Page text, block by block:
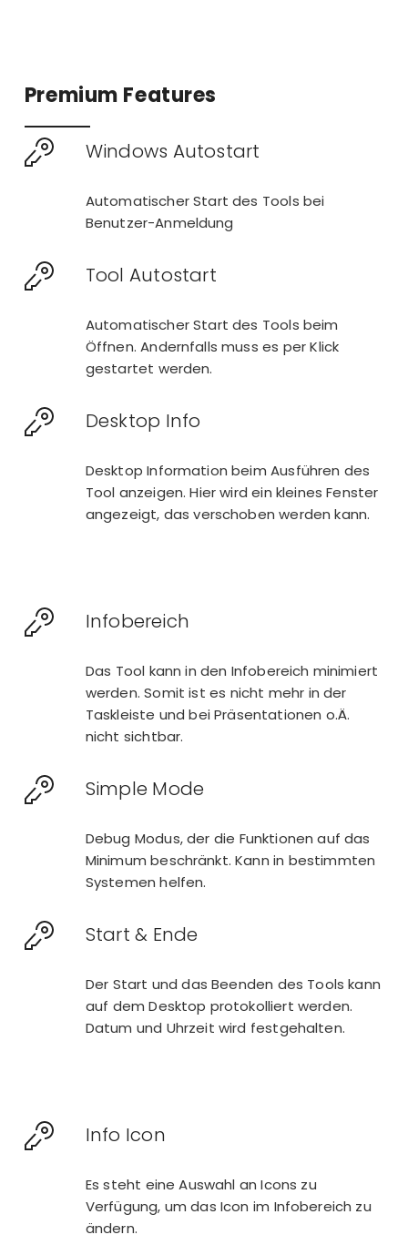
Premium Features
Windows Autostart
Automatischer Start des Tools bei
Benutzer-Anmeldung
Tool Autostart
Automatischer Start des Tools beim
Öffnen. Andernfalls muss es per Klick
gestartet werden.
Desktop Info
Desktop Information beim Ausführen des
Tool anzeigen. Hier wird ein kleines Fenster
angezeigt, das verschoben werden kann.
Infobereich
Das Tool kann in den Infobereich minimiert
werden. Somit ist es nicht mehr in der
Taskleiste und bei Präsentationen o.Ä.
nicht sichtbar.
Simple Mode
Debug Modus, der die Funktionen auf das
Minimum beschränkt. Kann in bestimmten
Systemen helfen.
Start & Ende
Der Start und das Beenden des Tools kann
auf dem Desktop protokolliert werden.
Datum und Uhrzeit wird festgehalten.
Info Icon
Es steht eine Auswahl an Icons zu
Verfügung, um das Icon im Infobereich zu
ändern.